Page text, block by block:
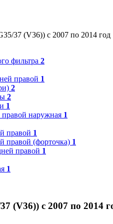
37 (V36)) с 2007 по 2014 год
фильтра 2
правой 1
2
2
1
правой наружная 1
правой 1
правой (форточка) 1
правой 1
1
(V36)) с 2007 по 2014